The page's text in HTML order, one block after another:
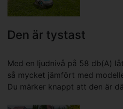
Den är tystast
Med en ljudnivå på 58 db(A)
så mycket jämfört med
Du märker knappt att den är